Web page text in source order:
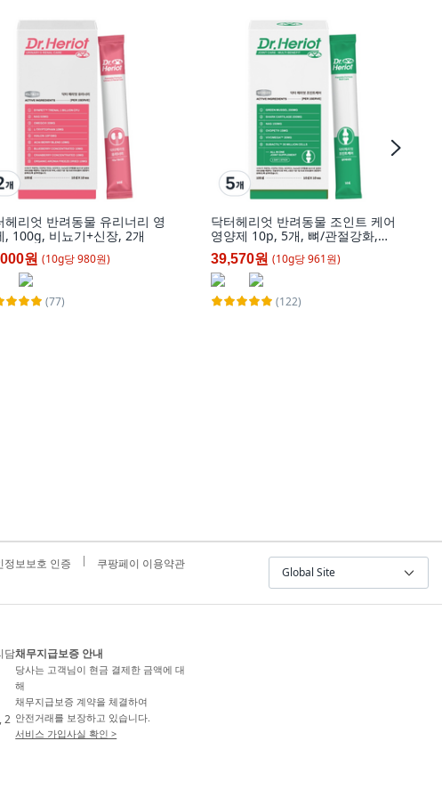
헤리엇 반려동물 유리너리 영
, 100g, 비뇨기+신장, 2개
원 (10g당980원)
(77)
닥터헤리엇 반려동물 조인트 케어
영양제 10p, 5개, 뼈/관절강화,
100g
39,570원 (10g당961원)
(122)
정보보호 인증
쿠팡페이 이용약관
Global Site
담
2
채무지급보증 안내
당사는 고객님이 현금 결제한 금액에 대
해
채무지급보증 계약을 체결하여
안전거래를 보장하고 있습니다.
서비스 가입사실 확인 >